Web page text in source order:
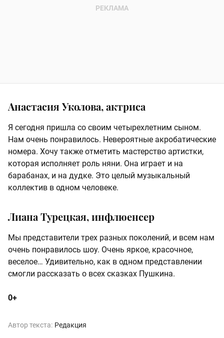
Анастасия Уколова, актриса
Я сегодня пришла со своим четырехлетним сыном.
Нам очень понравилось. Невероятные акробатические
номера. Хочу также отметить мастерство артистки,
которая исполняет роль няни. Она играет и на
барабанах, и на дудке. Это целый музыкальный
коллектив в одном человеке.
Лиана Турецкая, инфлюенсер
Мы представители трех разных поколений, и всем нам
очень понравилось шоу. Очень яркое, красочное,
веселое… Удивительно, как в одном представлении
смогли рассказать о всех сказках Пушкина.
0+
Автор текста: Редакция